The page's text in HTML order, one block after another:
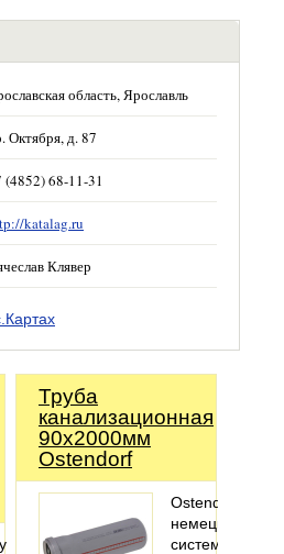
область, Ярославль
Октября, д. 87
(4852) 68-11-31
katalag.ru
Клявер
Труба
канализационная
90х2000мм
Ostendorf
Ostendorf-
немецкая
система